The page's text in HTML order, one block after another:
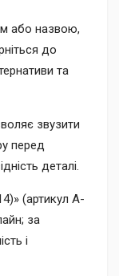
або назвою,
до
та
звузити
перед
деталі.
(артикул A-
за
і